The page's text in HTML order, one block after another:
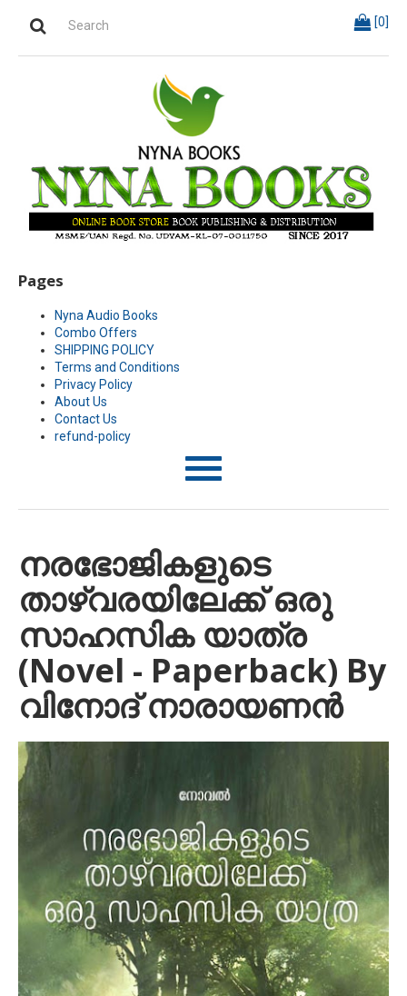
[0]
Pages
Nyna Audio Books
Combo Offers
SHIPPING POLICY
Terms and Conditions
Privacy Policy
About Us
Contact Us
refund-policy
T
o
n
a
v
g
t
o
n
നരഭോജികളുടെ
താഴ്വരയിലേക്ക് ഒരു
സാഹസിക യാത്ര
(Novel - Paperback) By
വിനോദ് നാരായണന്‍